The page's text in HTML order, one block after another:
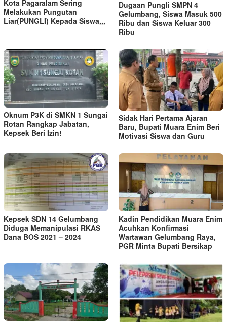
Kota Pagaralam Sering
Melakukan Pungutan
Liar(PUNGLI) Kepada Siswa,,,
Dugaan Pungli SMPN 4
Gelumbang, Siswa Masuk 500
Ribu dan Siswa Keluar 300
Ribu
Oknum P3K di SMKN 1 Sungai
Rotan Rangkap Jabatan,
Kepsek Beri Izin!
Sidak Hari Pertama Ajaran
Baru, Bupati Muara Enim Beri
Motivasi Siswa dan Guru
Kepsek SDN 14 Gelumbang
Diduga Memanipulasi RKAS
Dana BOS 2021 – 2024
Kadin Pendidikan Muara Enim
Acuhkan Konfirmasi
Wartawan Gelumbang Raya,
PGR Minta Bupati Bersikap